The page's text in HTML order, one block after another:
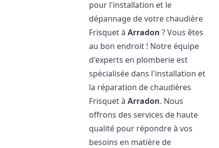
pour l'installation et le
dépannage de votre chaudière
Frisquet àArradon ? Vous êtes
au bon endroit ! Notre équipe
d'experts en plomberie est
spécialisée dans l'installation et
la réparation de chaudières
Frisquet àArradon. Nous
offrons des services de haute
qualité pour répondre à vos
besoins en matière de